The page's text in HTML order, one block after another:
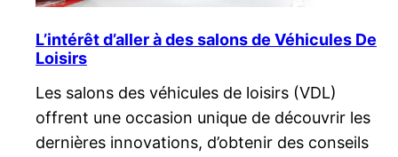
L’intérêt d’aller à des salons de Véhicules De
Loisirs
Les salons des véhicules de loisirs (VDL)
offrent une occasion unique de découvrir les
dernières innovations, d’obtenir des conseils